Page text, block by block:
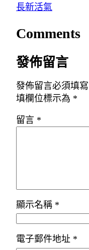
長新活氣
Comments
發佈留言
發佈留言必須填
填欄位標示為 *
留言 *
顯示名稱 *
電子郵件地址 *